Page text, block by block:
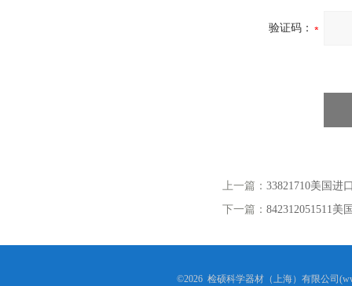
验证码：
上一篇： 33821710美国进
下一篇： 842312051511
©2026 检硕科学器材（上海）有限公司